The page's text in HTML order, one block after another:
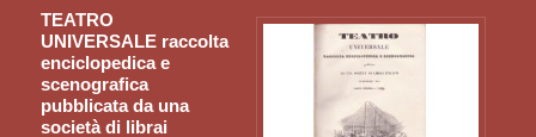
TEATRO
UNIVERSALE raccolta
enciclopedica e
scenografica
pubblicata da una
società di librai